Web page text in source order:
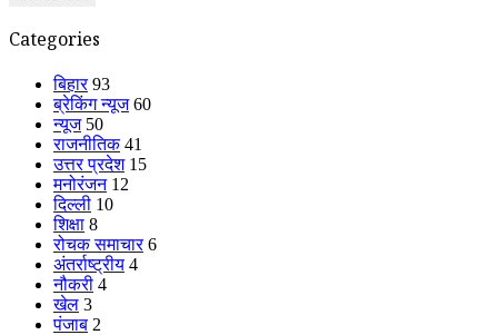
Categories
बिहार 93
ब्रेकिंग न्यूज 60
न्यूज 50
राजनीतिक 41
उत्तर प्रदेश 15
मनोरंजन 12
दिल्ली 10
शिक्षा 8
रोचक समाचार 6
अंतर्राष्ट्रीय 4
नौकरी 4
खेल 3
पंजाब 2